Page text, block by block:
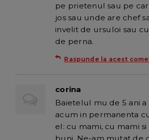
pe prietenul sau pe
jos sau unde are chef
invelit de ursuloi sau
de perna.
Raspunde la acest
corina
Baietelul mu de 5 ani
acum in permanenta
el: cu mami, cu mami